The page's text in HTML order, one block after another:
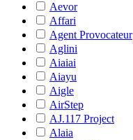
Aevor
Affari
Agent Provocateur
Aglini
Aiaiai
Aiayu
Aigle
AirStep
AJ.117 Project
Alaia